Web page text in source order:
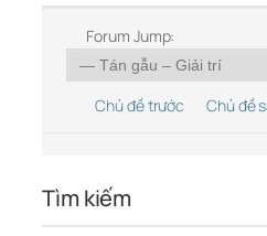
Forum Jump:
Chủ đề trước Chủ đề
Tìm kiếm